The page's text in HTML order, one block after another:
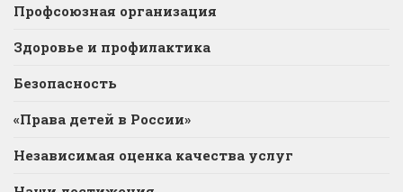
Профсоюзная организация
Здоровье и профилактика
Безопасность
«Права детей в России»
Независимая оценка качества услуг